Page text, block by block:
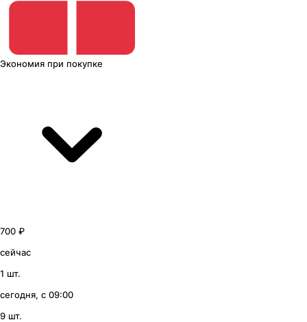
Экономия при покупке
700 ₽
сейчас
1 шт.
сегодня, с 09:00
9 шт.